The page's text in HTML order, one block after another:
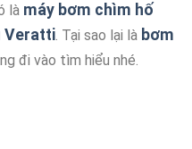
là máy bơm chìm hố
Veratti. Tại sao lại là bơm
đi vào tìm hiểu nhé.